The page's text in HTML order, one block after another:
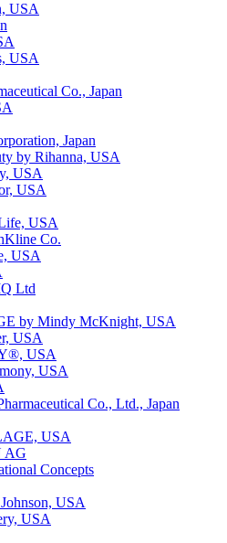
USA
USA
Co., Japan
Japan
by Rihanna, USA
USA
USA
USA
Co.
USA
Ltd
by Mindy McKnight, USA
USA
USA
USA
Co., Ltd., Japan
USA
AG
Concepts
USA
USA